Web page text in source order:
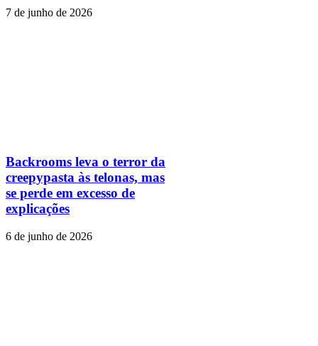
7 de junho de 2026
Backrooms leva o terror da
creepypasta às telonas, mas
se perde em excesso de
explicações
6 de junho de 2026